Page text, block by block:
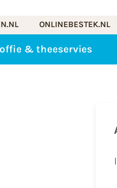
ONLINEBESTEK.NL
& theeservies